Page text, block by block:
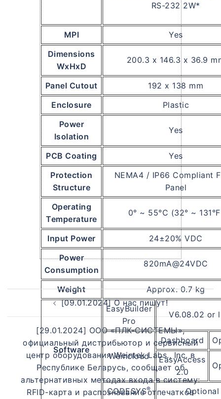
RS-232 2W*
MPI
Yes
Dimensions
WxHxD
200.3 x 146.3 x 36.9
Panel Cutout
192 x 138 mm
Enclosure
Plastic
Power
Isolation
Yes
PCB Coating
Yes
Protection
Structure
NEMA4 / IP66 Compliant
Panel
Operating
Temperature
0° ~ 55°C (32° ~
Input Power
24±20% VDC
Power
Consumption
820mA@24VDC
Weight Approx. 0.7 kg
Software
EasyBuilder
Pro
V6.08.02 or
Weincloud
Dashboard
EasyAccess
2.0
CODESYS® Optional
[09.01.2024] О нас пишут!
[29.01.2024] ООО «ПЛК-СИСТЕМЫ»,
официальный дистрибьютор и сервисный
центр оборудования Weintek Labs., Inc. в
Республике Беларусь, сообщает об
альтернативных методах входа в систему:
RFID-карта и распознавание отпечатков